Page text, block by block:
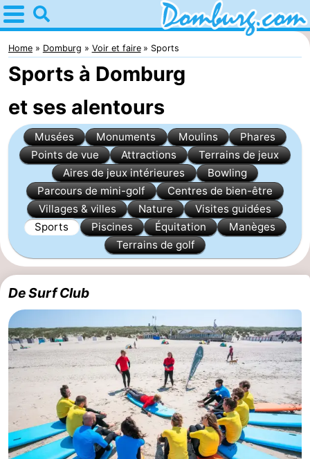
Home
Domburg
Astuces
Avec
les
Webcam
Webcam
Plage
Passer
la
nuit
Appartements
-
Park
Loverendale
-
Résidence
Wijngaerde
Campings
Chambre
d'hôtes
Chaumières
-
Home Domburg Voir et faire Sports
Sports à Domburg
et ses alentours
Musées Monuments Moulins
Phares
Points de vue
Attractions
Terrains de jeux
Aires de jeux intérieures
Bowling
Parcours de mini-golf
Centres de bien-être
Villages & villes
Nature
Visites guidées
Sports
Piscines Équitation
Manèges
Terrains de golf
De Surf Club